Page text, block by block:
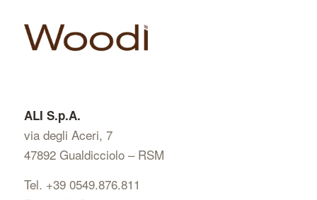
ALI S.p.A.
via degli Aceri, 7
47892 Gualdicciolo – RSM
Tel. +39 0549.876.811